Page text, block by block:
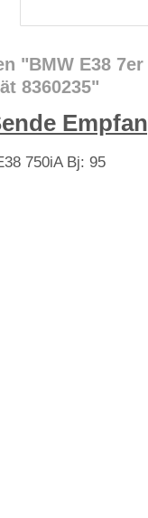
"BMW E38 7er
8360235"
750iA Bj: 95